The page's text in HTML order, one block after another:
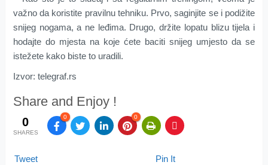
važno da koristite pravilnu tehniku. Prvo, saginjite se i podižite
snijeg nogama, a ne leđima. Drugo, držite lopatu blizu tijela i
hodajte do mjesta na koje ćete baciti snijeg umjesto da se
istežete kako biste to uradili.
Izvor: telegraf.rs
Share and Enjoy !
0
SHARES
0 0
Tweet Pin It